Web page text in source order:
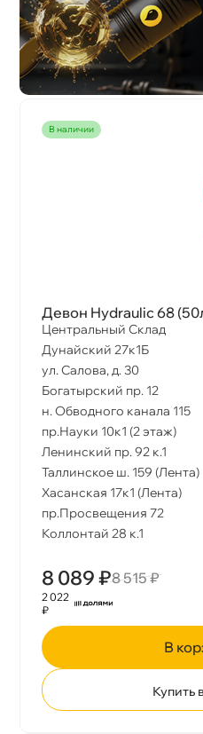
наличии
Девон Hydraulic 68
Центральный Склад
Дунайский 27к1Б
ул. Салова, д. 30
Богатырский пр. 12
н. Обводного канала 115
пр.Науки 10к1 (2 этаж)
Ленинский пр. 92 к.1
Таллинское ш. 159 (Лента)
Хасанская 17к1 (Лента)
пр.Просвещения 72
Коллонтай 28 к.1
8 089 ₽8 515 ₽
2 022
₽
Купить